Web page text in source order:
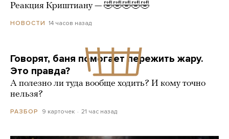
Реакция Криштиану — 🤣🤣🤣🤣🤣
НОВОСТИ 14 часов назад
Говорят, баня помогает пережить жару.
Это правда?
А полезно ли туда вообще ходить? И кому точно
нельзя?
РАЗБОР 9 карточек 21 час назад